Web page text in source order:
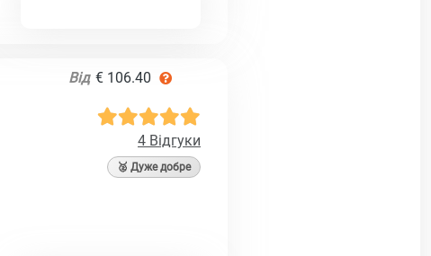
Від € 106.40
4 Відгуки
🥈 Дуже добре